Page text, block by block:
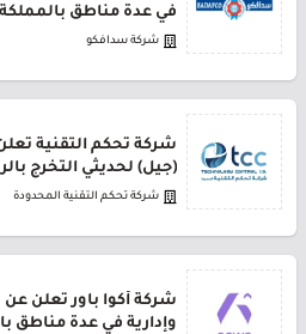
في عدة مناطق بالمملكة
شركة سدافكو
شركة تحكم التقنية
(جيل) لحديثي التخرج
شركة تحكم التقنية المحدودة
شركة أكوا باور تعلن
وإدارية في عدة مناطق